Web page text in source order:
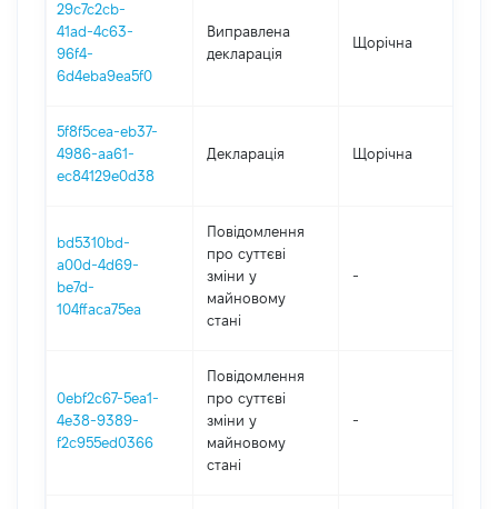
29c7c2cb-
41ad-4c63-
96f4-
6d4eba9ea5f0
Виправлена
декларація
Щорічна
5f8f5cea-eb37-
4986-aa61-
ec84129e0d38
Декларація Щорічна
bd5310bd-
a00d-4d69-
be7d-
104ffaca75ea
Повідомлення
про суттєві
зміни y
майновому
стані
-
0ebf2c67-5ea1-
4e38-9389-
f2c955ed0366
Повідомлення
про суттєві
зміни y
майновому
стані
-